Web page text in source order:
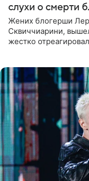
слухи о смерти
Жених блогерши
Сквиччиарини,
жестко